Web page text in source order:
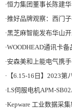
·恒力集团董事长陈建华：致力于打造全球
·推好品牌观察：西门子
·黑芝麻智能发布华山
·WOODHEAD通讯卡备品备
·安森美和上能电气携手引领可持续能源
· 【6.15-16日】2023
·LS伺服电机APM-
·Kepware 工业数据采